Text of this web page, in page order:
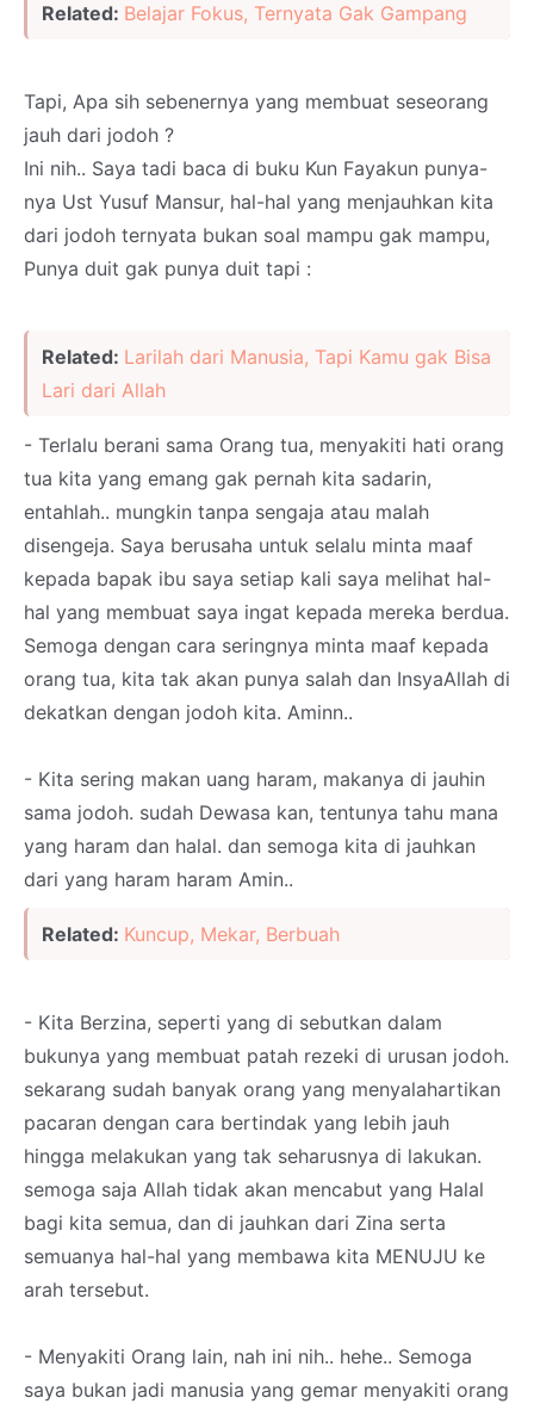
Related: Belajar Fokus, Ternyata Gak Gampang
Tapi, Apa sih sebenernya yang membuat seseorang
jauh dari jodoh ?
Ini nih.. Saya tadi baca di buku Kun Fayakun punya-
nya Ust Yusuf Mansur, hal-hal yang menjauhkan kita
dari jodoh ternyata bukan soal mampu gak mampu,
Punya duit gak punya duit tapi :
Related: Larilah dari Manusia, Tapi Kamu gak Bisa
Lari dari Allah
- Terlalu berani sama Orang tua, menyakiti hati orang
tua kita yang emang gak pernah kita sadarin,
entahlah.. mungkin tanpa sengaja atau malah
disengeja. Saya berusaha untuk selalu minta maaf
kepada bapak ibu saya setiap kali saya melihat hal-
hal yang membuat saya ingat kepada mereka berdua.
Semoga dengan cara seringnya minta maaf kepada
orang tua, kita tak akan punya salah dan InsyaAllah di
dekatkan dengan jodoh kita. Aminn..
- Kita sering makan uang haram, makanya di jauhin
sama jodoh. sudah Dewasa kan, tentunya tahu mana
yang haram dan halal. dan semoga kita di jauhkan
dari yang haram haram Amin..
Related: Kuncup, Mekar, Berbuah
- Kita Berzina, seperti yang di sebutkan dalam
bukunya yang membuat patah rezeki di urusan jodoh.
sekarang sudah banyak orang yang menyalahartikan
pacaran dengan cara bertindak yang lebih jauh
hingga melakukan yang tak seharusnya di lakukan.
semoga saja Allah tidak akan mencabut yang Halal
bagi kita semua, dan di jauhkan dari Zina serta
semuanya hal-hal yang membawa kita MENUJU ke
arah tersebut.
- Menyakiti Orang lain, nah ini nih.. hehe.. Semoga
saya bukan jadi manusia yang gemar menyakiti orang